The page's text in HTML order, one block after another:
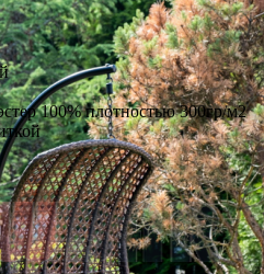
100% плотностью 300гр/м2